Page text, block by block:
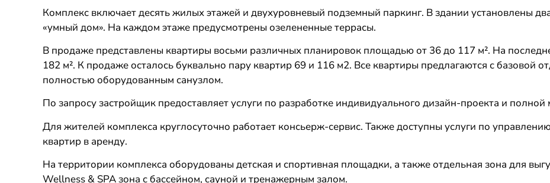
Комплекс включает десять жилых этажей и двухуровневый подземный паркинг. В здании установлены
«умный дом». На каждом этаже предусмотрены озелененные террасы.
В продаже представлены квартиры восьми различных планировок площадью от 36 до 117 м². На
182 м². К продаже осталось буквально пару квартир 69 и 116 м2. Все квартиры предлагаются с базовой
полностью оборудованным санузлом.
По запросу застройщик предоставляет услуги по разработке индивидуального дизайн-проекта и
Для жителей комплекса круглосуточно работает консьерж-сервис. Также доступны услуги по
квартир в аренду.
На территории комплекса оборудованы детская и спортивная площадки, а также отдельная зона для
Wellness & SPA зона с бассейном, сауной и тренажерным залом.